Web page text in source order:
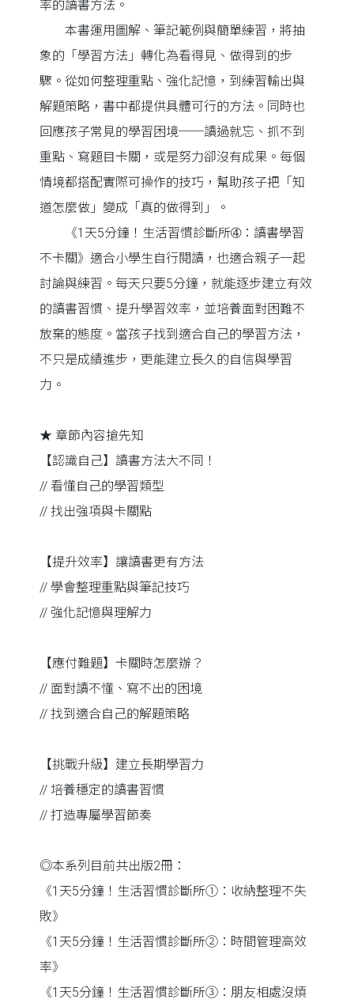
率的讀書方法。
本書運用圖解、筆記範例與簡單練習，將抽
象的「學習方法」轉化為看得見、做得到的步
驟。從如何整理重點、強化記憶，到練習輸出與
解題策略，書中都提供具體可行的方法。同時也
回應孩子常見的學習困境──讀過就忘、抓不到
重點、寫題目卡關，或是努力卻沒有成果。每個
情境都搭配實際可操作的技巧，幫助孩子把「知
道怎麼做」變成「真的做得到」。
《1天5分鐘！生活習慣診斷所➃：讀書學習
不卡關》適合小學生自行閱讀，也適合親子一起
討論與練習。每天只要5分鐘，就能逐步建立有效
的讀書習慣、提升學習效率，並培養面對困難不
放棄的態度。當孩子找到適合自己的學習方法，
不只是成績進步，更能建立長久的自信與學習
力。
★ 章節內容搶先知
【認識自己】讀書方法大不同！
// 看懂自己的學習類型
// 找出強項與卡關點
【提升效率】讓讀書更有方法
// 學會整理重點與筆記技巧
// 強化記憶與理解力
【應付難題】卡關時怎麼辦？
// 面對讀不懂、寫不出的困境
// 找到適合自己的解題策略
【挑戰升級】建立長期學習力
// 培養穩定的讀書習慣
// 打造專屬學習節奏
◎本系列目前共出版2冊：
《1天5分鐘！生活習慣診斷所➀：收納整理不失
敗》
《1天5分鐘！生活習慣診斷所➁：時間管理高效
率》
《1天5分鐘！生活習慣診斷所➂：朋友相處沒煩